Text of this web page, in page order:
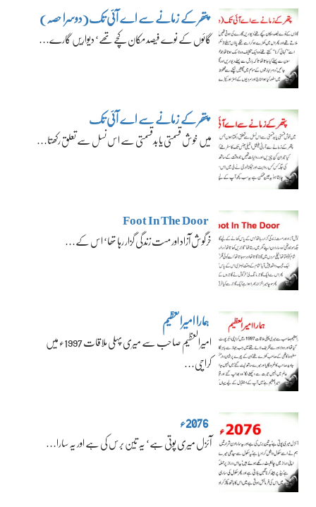
پتھر کے زمانے سے اے آئی تک(دوسرا حصہ)
گائوں کے نوے فیصد مکان کچے تھے‘ دیواریں گارے…
پتھر کے زمانے سے اے آئی تک
میں خوش قسمتی یا بدقسمتی سے اس نسل سے تعلق رکھتا…
Foot In The Door
خرگوش آزاد اور مست زندگی گزار رہا تھا‘ اس کے…
ہمارا امیرالعظیم
امیرالعظیم صاحب سے میری پہلی ملاقات 1997ء میں
کراچی…
2076ء
آئزل میری پوتی ہے‘ یہ تین برس کی ہے اور یہ سارا…